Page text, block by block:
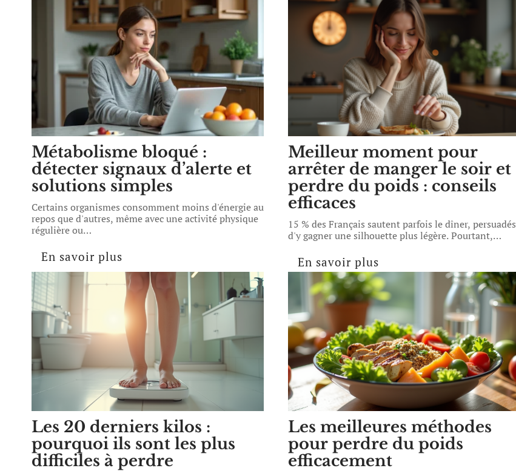
Métabolisme bloqué :
détecter signaux d’alerte et
solutions simples
Certains organismes consomment moins d'énergie au
repos que d'autres, même avec une activité physique
régulière ou…
En savoir plus
Meilleur moment pour
arrêter de manger le soir et
perdre du poids : conseils
efficaces
15 % des Français sautent parfois le dîner, persuadés
d'y gagner une silhouette plus légère. Pourtant,…
En savoir plus
Les 20 derniers kilos :
pourquoi ils sont les plus
difficiles à perdre
Les meilleures méthodes
pour perdre du poids
efficacement